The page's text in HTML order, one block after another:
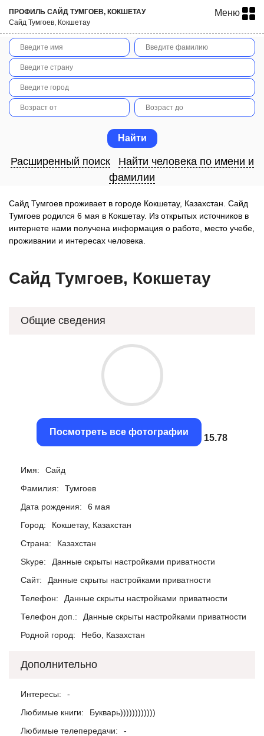
ПРОФИЛЬ САЙД ТУМГОЕВ, КОКШЕТАУ
Сайд Тумгоев, Кокшетау
Меню
Расширенный поиск
Найти человека по имени и
фамилии
Сайд Тумгоев проживает в городе Кокшетау, Казахстан. Сайд
Тумгоев родился 6 мая в Кокшетау. Из открытых источников в
интернете нами получена информация о работе, место учебе,
проживании и интересах человека.
Сайд Тумгоев, Кокшетау
Общие сведения
Посмотреть все фотографии
15.48
Имя:
Сайд
Фамилия:
Тумгоев
Дата рождения:
6 мая
Город:
Кокшетау, Казахстан
Страна:
Казахстан
Skype:
Данные скрыты настройками приватности
Сайт:
Данные скрыты настройками приватности
Телефон:
Данные скрыты настройками приватности
Телефон доп.:
Данные скрыты настройками приватности
Родной город:
Небо, Казахстан
Дополнительно
Интересы:
-
Любимые книги:
Букварь))))))))))))
Любимые телепередачи:
-